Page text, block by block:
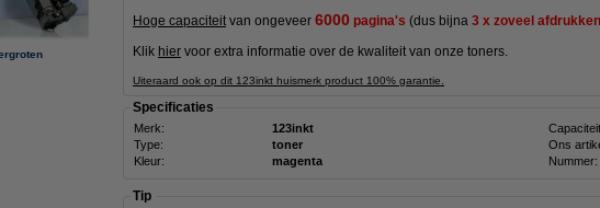
Hoge capaciteit van ongeveer 6000 pagina's (dus bijna 3 x zoveel afdrukken
Klik hier voor extra informatie over de kwaliteit van onze toners.
Uiteraard ook op dit 123inkt huismerk product 100% garantie.
Specificaties
Merk: 123inkt
Type:
toner Ons
Kleur:
magenta Nummer:
Tip